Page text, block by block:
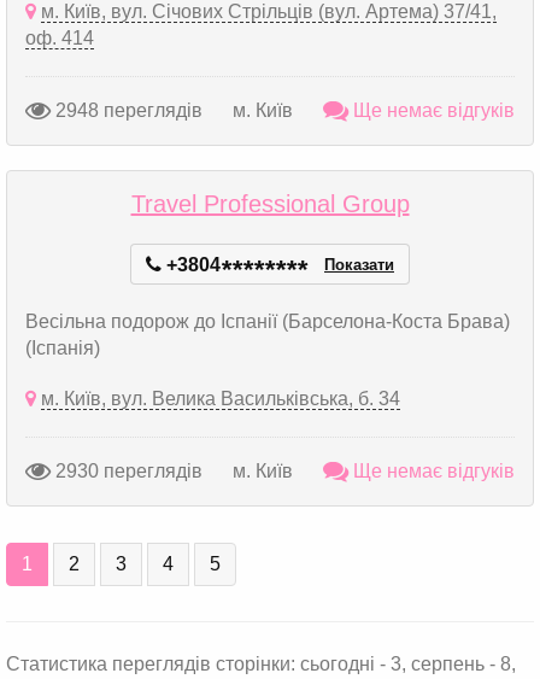
м. Київ, вул. Січових Стрільців (вул. Артема) 37/41,
оф. 414
2948 переглядів м. Київ Ще немає відгуків
Travel Professional Group
+3804******** Показати
Весільна подорож до Іспанії (Барселона-Коста Брава)
(Іспанія)
м. Київ, вул. Велика Васильківська, б. 34
2930 переглядів м. Київ Ще немає відгуків
1 2 3 4 5
Статистика переглядів сторінки: сьогодні - 3, серпень - 8,